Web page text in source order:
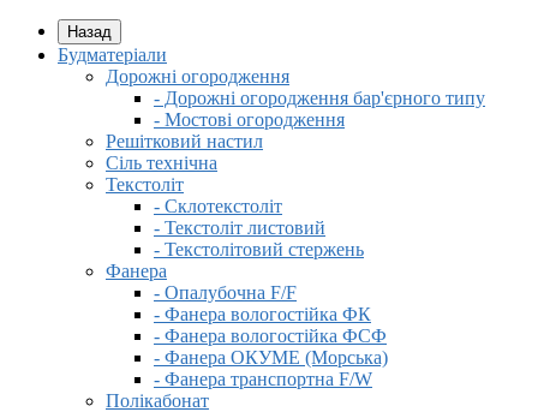
Назад
Будматеріали
Дорожні огородження
- Дорожні огородження бар'єрного типу
- Мостові огородження
Решітковий настил
Сіль технічна
Текстоліт
- Склотекстоліт
- Текстоліт листовий
- Текстолітовий стержень
Фанера
- Опалубочна F/F
- Фанера вологостійка ФК
- Фанера вологостійка ФСФ
- Фанера ОКУМЕ (Морська)
- Фанера транспортна F/W
Полікабонат